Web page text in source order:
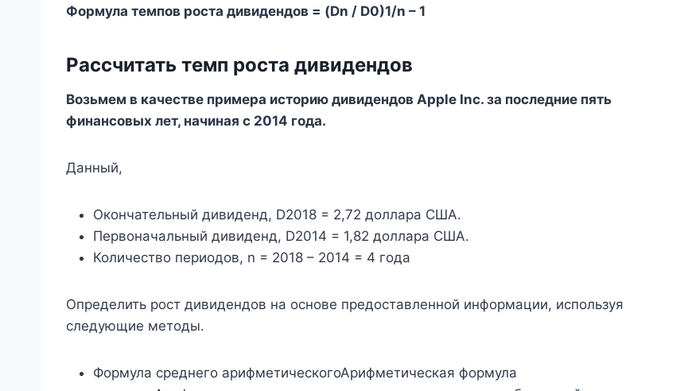
Формула темпов роста дивидендов = (Dn / D0)1/n – 1
Рассчитать темп роста дивидендов
Возьмем в качестве примера историю дивидендов Apple Inc. за последние пять
финансовых лет, начиная с 2014 года.
Данный,
Окончательный дивиденд, D2018 = 2,72 доллара США.
Первоначальный дивиденд, D2014 = 1,82 доллара США.
Количество периодов, n = 2018 – 2014 = 4 года
Определить рост дивидендов на основе предоставленной информации, используя
следующие методы.
Формула среднего арифметическогоАрифметическая формула